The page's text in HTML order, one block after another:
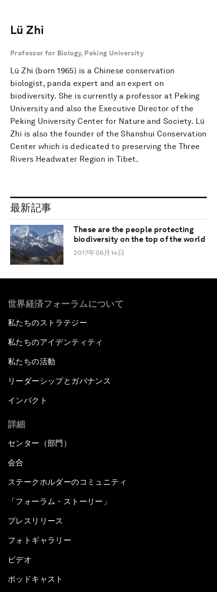
Lü Zhi
Professor for Biology, Peking University
Lü Zhi (born 1965) is a Chinese conservation
biologist, panda expert and an expert on
biodiversity. She is currently a professor at Peking
University and also the Executive Director of the
Peking University Center for Nature and Society. Lü
Zhi is also the founder of the Shanshui Conservation
Center which is dedicated to preserving the Three
Rivers Headwater Region in Tibet.
最新記事
These are the people protecting
biodiversity on the top of the world
2017年06月14日
世界経済フォーラムについて
私たちのストラテジー
私たちのアイデンティティ
私たちの活動
リーダーシップとガバナンス
インパクト
詳細
センター（部門）
会合
ステークホルダーのコミュニティ
「フォーラム・ストーリー」
プレスリリース
フォトギャラリー
ビデオ
ポッドキャスト